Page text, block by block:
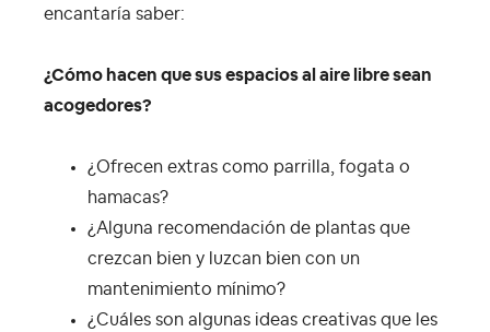
encantaría saber:
¿Cómo hacen que sus espacios al aire libre sean
acogedores?
¿Ofrecen extras como parrilla, fogata o
hamacas?
¿Alguna recomendación de plantas que
crezcan bien y luzcan bien con un
mantenimiento mínimo?
¿Cuáles son algunas ideas creativas que les